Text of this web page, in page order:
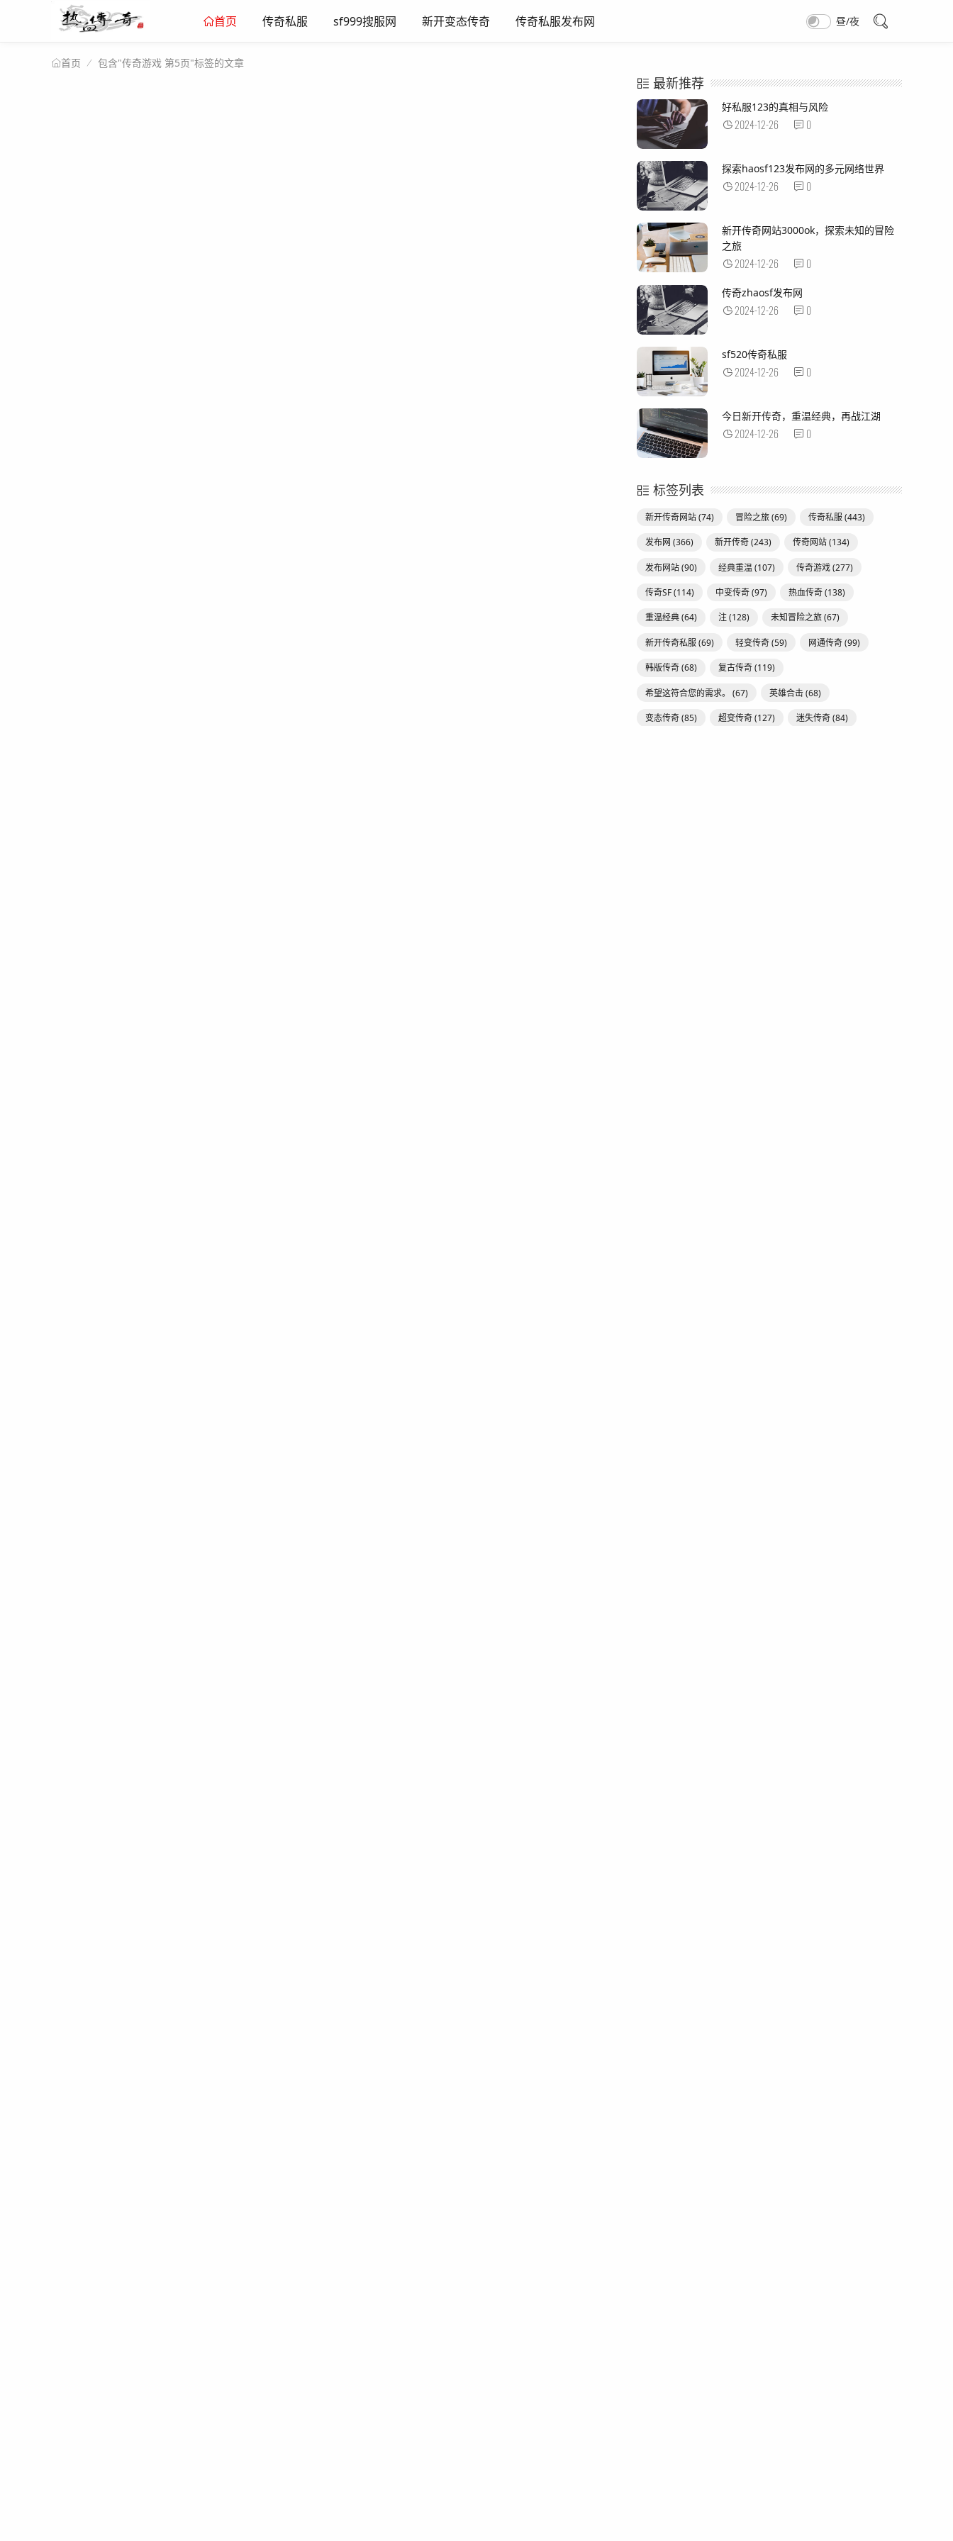
首页 传奇私服 sf999搜服网 新开变态传奇 传奇私服发布网 昼/夜
首页 包含"传奇游戏 第5页"标签的文章
最新推荐
好私服123的真相与风险
2024-12-26 0
探索haosf123发布网的多元网络世界
2024-12-26 0
新开传奇网站3000ok，探索未知的冒险
之旅
2024-12-26 0
传奇zhaosf发布网
2024-12-26 0
sf520传奇私服
2024-12-26 0
今日新开传奇，重温经典，再战江湖
2024-12-26 0
标签列表
新开传奇网站(74) 冒险之旅(69) 传奇私服(443)
发布网 (366) 新开传奇(243) 传奇网站(134)
发布网站(90) 经典重温 (107) 传奇游戏(277)
传奇SF(114) 中变传奇(97) 热血传奇(138)
重温经典(64) 注(128) 未知冒险之旅(67)
新开传奇私服(69) 轻变传奇(59) 网通传奇(99)
韩版传奇(68) 复古传奇(119)
希望这符合您的需求。 (67) 英雄合击(68)
变态传奇(85) 超变传奇(127) 迷失传奇(84)